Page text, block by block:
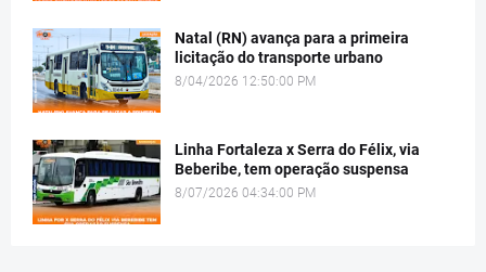
Natal (RN) avança para a primeira
licitação do transporte urbano
8/04/2026 12:50:00 PM
Linha Fortaleza x Serra do Félix, via
Beberibe, tem operação suspensa
8/07/2026 04:34:00 PM